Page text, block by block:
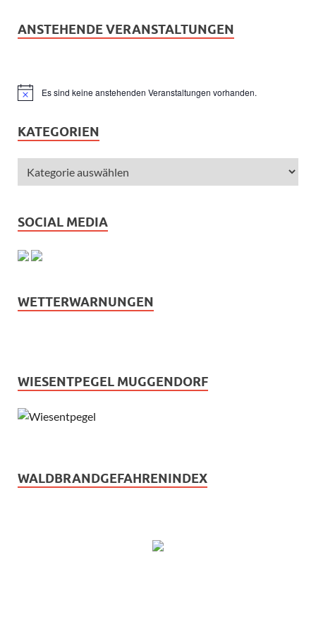
ANSTEHENDE VERANSTALTUNGEN
HinweisEs sind keine anstehenden Veranstaltungen vorhanden.
KATEGORIEN
SOCIAL MEDIA
WETTERWARNUNGEN
WIESENTPEGEL MUGGENDORF
WALDBRANDGEFAHRENINDEX